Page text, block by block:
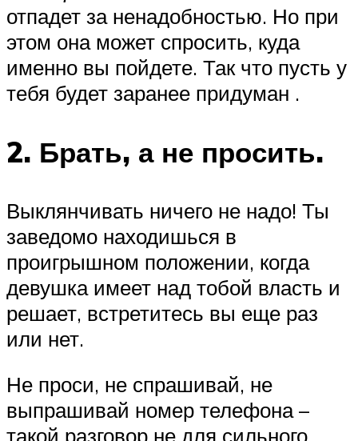
отпадет за ненадобностью. Но при
этом она может спросить, куда
именно вы пойдете. Так что пусть у
тебя будет заранее придуман .
2. Брать, а не просить.
Выклянчивать ничего не надо! Ты
заведомо находишься в
проигрышном положении, когда
девушка имеет над тобой власть и
решает, встретитесь вы еще раз
или нет.
Не проси, не спрашивай, не
выпрашивай номер телефона –
такой разговор не для сильного